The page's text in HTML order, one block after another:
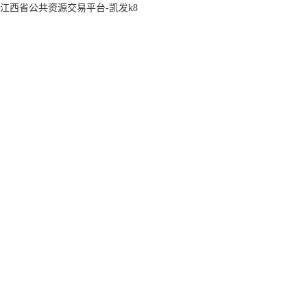
江西省公共资源交易平台-凯发k8